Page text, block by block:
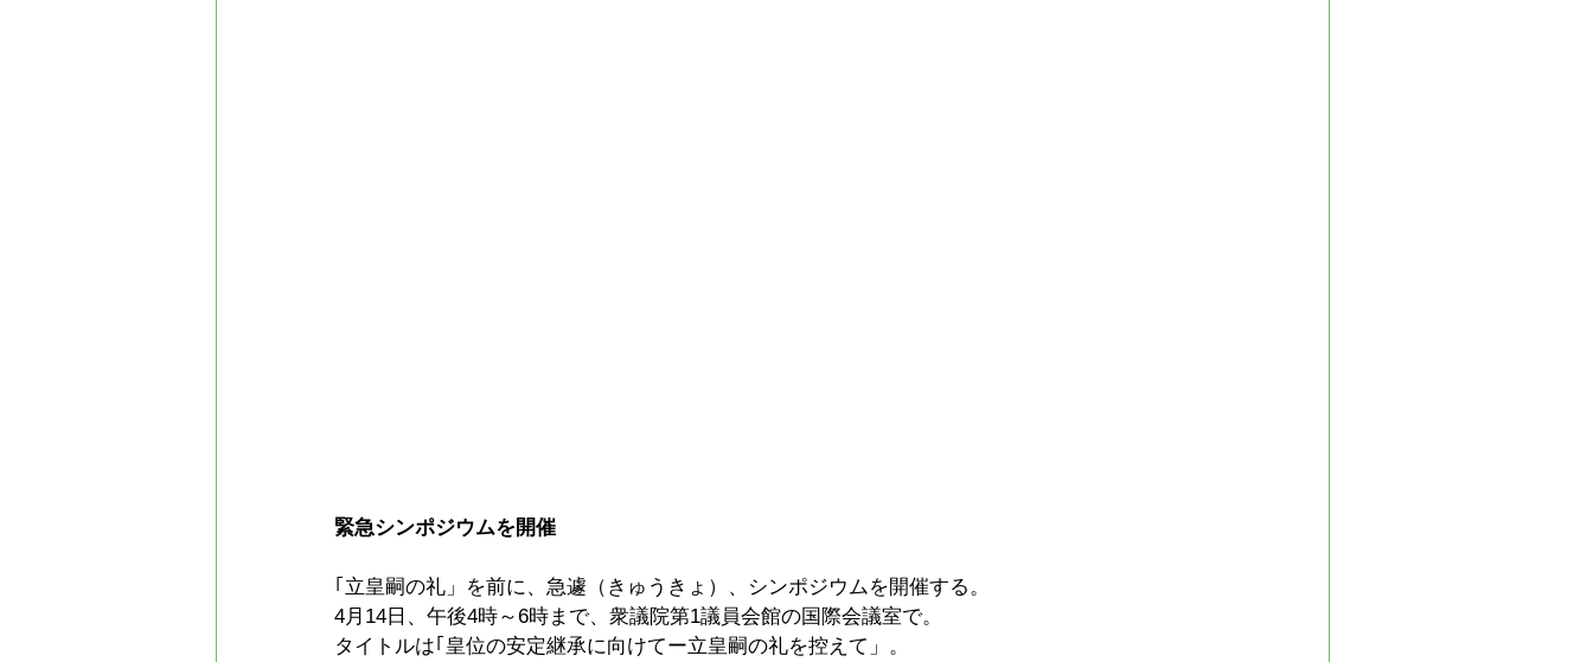
緊急シンポジウムを開催
｢立皇嗣の礼」を前に、急遽（きゅうきょ）、シンポジウムを開催する。
4月14日、午後4時～6時まで、衆議院第1議員会館の国際会議室で。
タイトルは｢皇位の安定継承に向けてー立皇嗣の礼を控えて」。